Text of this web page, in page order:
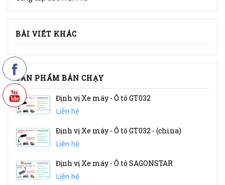
BÀI VIẾT KHÁC
SẢN PHẨM BÁN CHẠY
Định vị Xe máy - Ô tô GT032
Liên hệ
Định vị Xe máy - Ô tô GT032 - (china)
Liên hệ
Định vị Xe máy - Ô tô SAGONSTAR
Liên hệ